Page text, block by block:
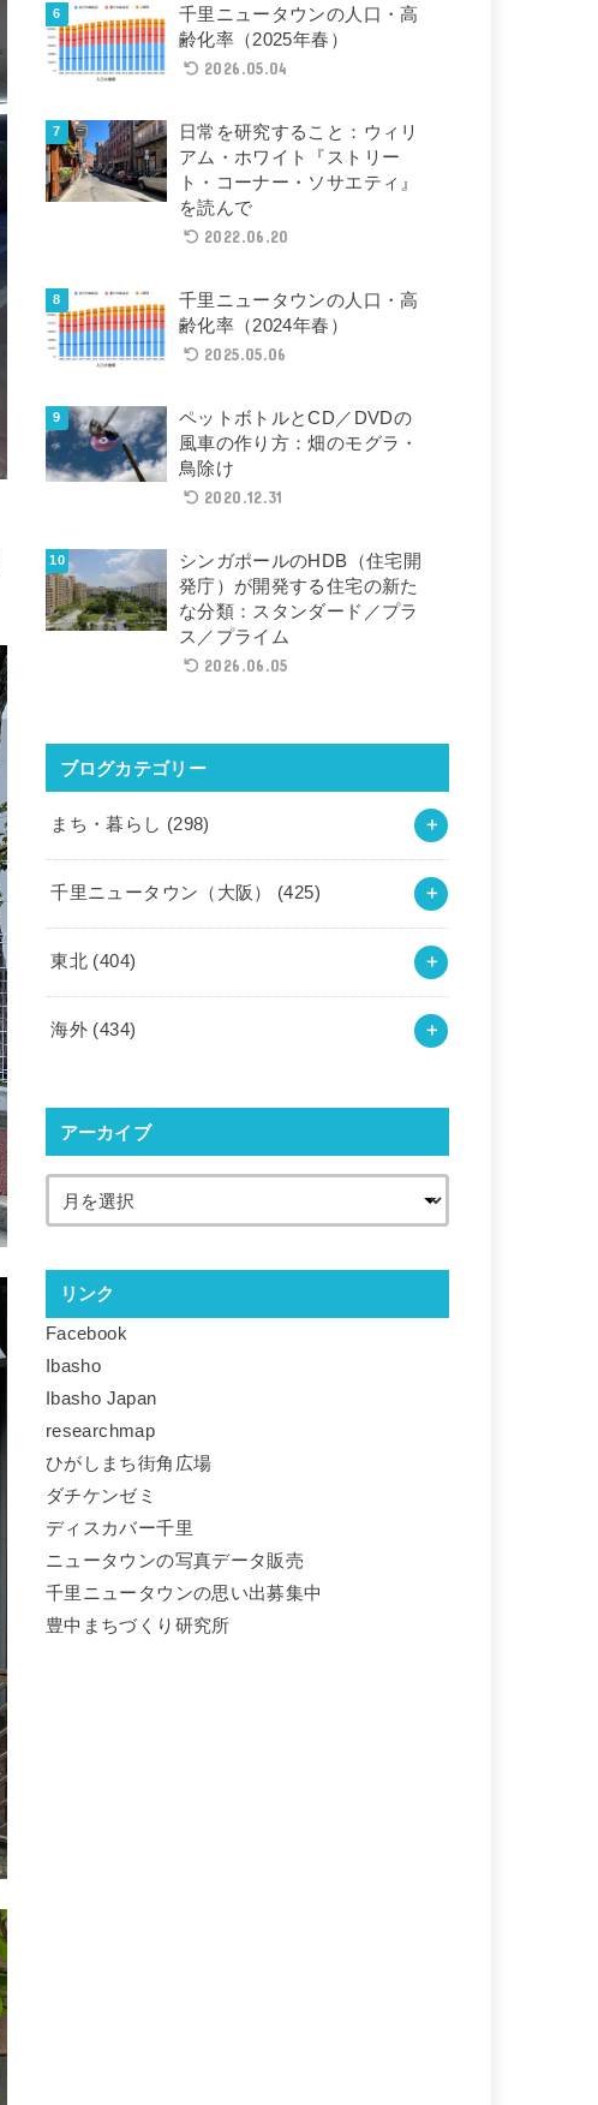
千里ニュータウンの人口・高
齢化率（2025年春）
2026.05.04
日常を研究すること：ウィリ
アム・ホワイト『ストリー
ト・コーナー・ソサエティ』
を読んで
2022.06.20
千里ニュータウンの人口・高
齢化率（2024年春）
2025.05.06
ペットボトルとCD／DVDの
風車の作り方：畑のモグラ・
鳥除け
2020.12.31
シンガポールのHDB（住宅開
発庁）が開発する住宅の新た
な分類：スタンダード／プラ
ス／プライム
2026.06.05
ブログカテゴリー
まち・暮らし (298)
千里ニュータウン（大阪） (425)
東北 (404)
海外 (434)
アーカイブ
リンク
Facebook
Ibasho
Ibasho Japan
researchmap
ひがしまち街角広場
ダチケンゼミ
ディスカバー千里
ニュータウンの写真データ販売
千里ニュータウンの思い出募集中
豊中まちづくり研究所